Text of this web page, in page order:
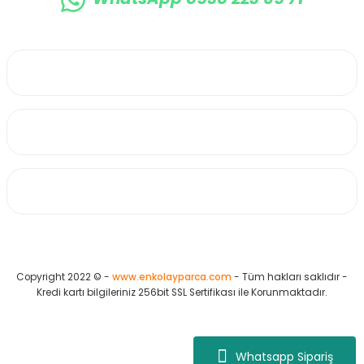
Whatsapp Sipariş
Copyright 2022 © - www.enkolayparca.com - Tüm hakları saklıdır -
Kredi kartı bilgileriniz 256bit SSL Sertifikası ile Korunmaktadır.